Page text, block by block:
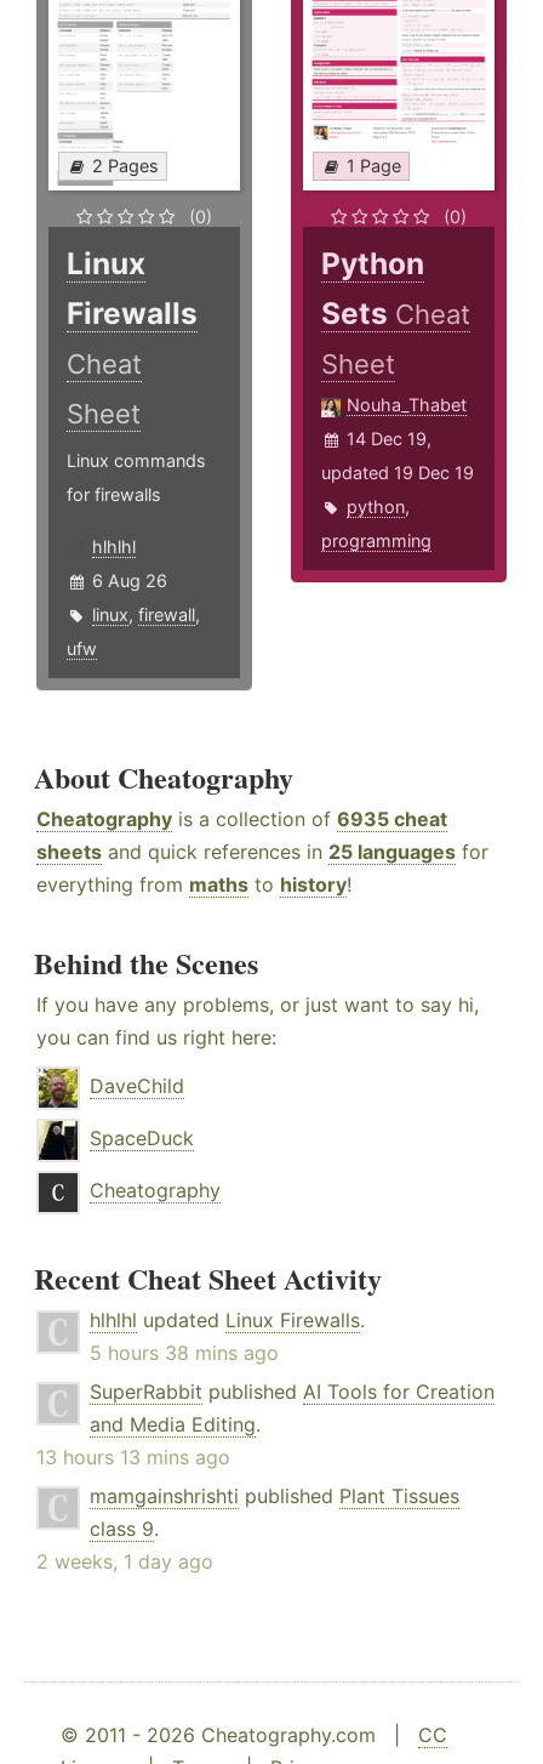
2 Pages
(0)
Linux
Firewalls
Cheat
Sheet
Linux commands
for firewalls
hlhlhl
6 Aug 26
linux, firewall,
ufw
1 Page
(0)
Python
Sets Cheat
Sheet
Nouha_Thabet
14 Dec 19,
updated 19 Dec 19
python,
programming
About Cheatography
Cheatography is a collection of 6935 cheat
sheets and quick references in 25 languages for
everything from maths to history!
Behind the Scenes
If you have any problems, or just want to say hi,
you can find us right here:
DaveChild
SpaceDuck
Cheatography
Recent Cheat Sheet Activity
hlhlhl updated Linux Firewalls.
5 hours 38 mins ago
SuperRabbit published AI Tools for Creation
and Media Editing.
13 hours 13 mins ago
mamgainshrishti published Plant Tissues
class 9.
2 weeks, 1 day ago
© 2011 - 2026 Cheatography.com | CC